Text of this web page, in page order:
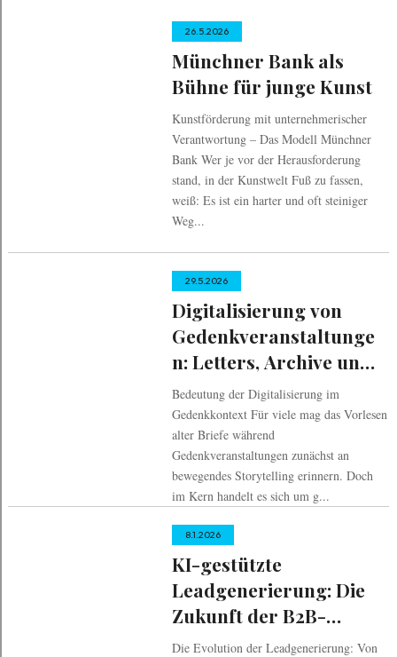
26.5.2026
Münchner Bank als
Bühne für junge Kunst
Kunstförderung mit unternehmerischer
Verantwortung – Das Modell Münchner
Bank Wer je vor der Herausforderung
stand, in der Kunstwelt Fuß zu fassen,
weiß: Es ist ein harter und oft steiniger
Weg...
29.5.2026
Digitalisierung von
Gedenkveranstaltunge
n: Letters, Archive und
KI-Sicherheit
Bedeutung der Digitalisierung im
Gedenkkontext Für viele mag das Vorlesen
alter Briefe während
Gedenkveranstaltungen zunächst an
bewegendes Storytelling erinnern. Doch
im Kern handelt es sich um g...
8.1.2026
KI-gestützte
Leadgenerierung: Die
Zukunft der B2B-
Kundenakquise
Die Evolution der Leadgenerierung: Von